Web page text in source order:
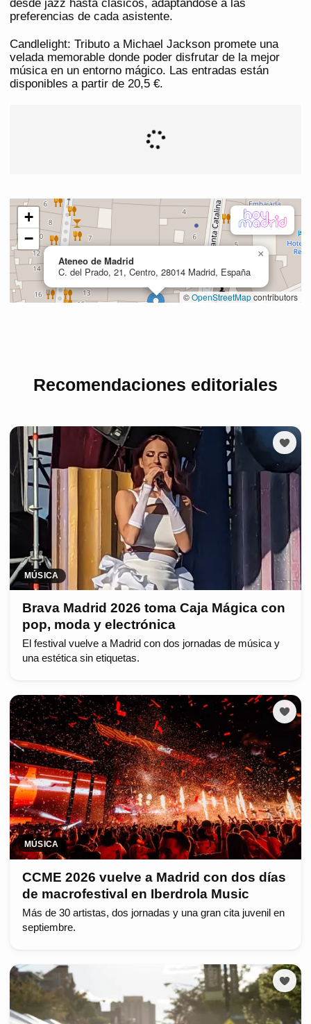
desde jazz hasta clásicos, adaptándose a las
preferencias de cada asistente.
Candlelight: Tributo a Michael Jackson promete una
velada memorable donde poder disfrutar de la mejor
música en un entorno mágico. Las entradas están
disponibles a partir de 20,5 €.
Recomendaciones editoriales
MÚSICA
Brava Madrid 2026 toma Caja Mágica con
pop, moda y electrónica
El festival vuelve a Madrid con dos jornadas de música y
una estética sin etiquetas.
MÚSICA
CCME 2026 vuelve a Madrid con dos días
de macrofestival en Iberdrola Music
Más de 30 artistas, dos jornadas y una gran cita juvenil en
septiembre.